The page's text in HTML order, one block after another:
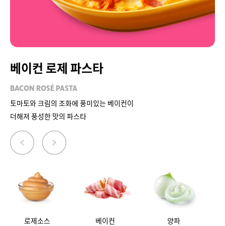
베이컨 로제 파스타
BACON ROSÉ PASTA
토마토와 크림의 조화에 풍미있는 베이컨이
더해져 풍성한 맛의 파스타
이
전
다
음
로제소스 베이컨 양파